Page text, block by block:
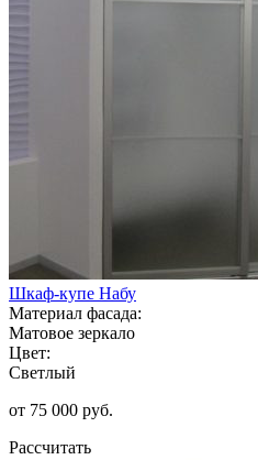
Шкаф-купе Набу
Материал фасада:
Матовое зеркало
Цвет:
Светлый
от 75 000 руб.
Рассчитать